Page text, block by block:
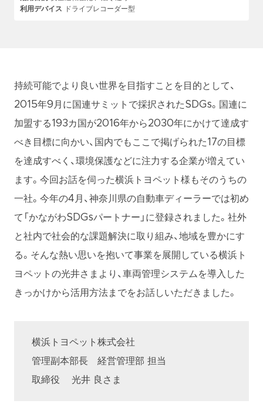
利用デバイス
ドライブレコーダー型
持続可能でより良い世界を目指すことを目的として、
2015年9月に国連サミットで採択されたSDGs。国連に
加盟する193カ国が2016年から2030年にかけて達成す
べき目標に向かい、国内でもここで掲げられた17の目標
を達成すべく、環境保護などに注力する企業が増えてい
ます。今回お話を伺った横浜トヨペット様もそのうちの
一社。今年の4月、神奈川県の自動車ディーラーでは初め
て「かながわSDGsパートナー」に登録されました。社外
と社内で社会的な課題解決に取り組み、地域を豊かにす
る。そんな熱い思いを抱いて事業を展開している横浜ト
ヨペットの光井さまより、車両管理システムを導入した
きっかけから活用方法までをお話しいただきました。
横浜トヨペット株式会社
管理副本部長 経営管理部 担当
取締役 光井 良さま